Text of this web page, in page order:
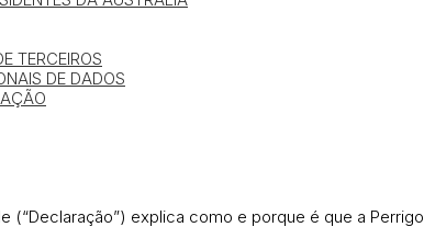
TERCEIROS
DE DADOS
(“Declaração”) explica como e porque é que a Perrigo